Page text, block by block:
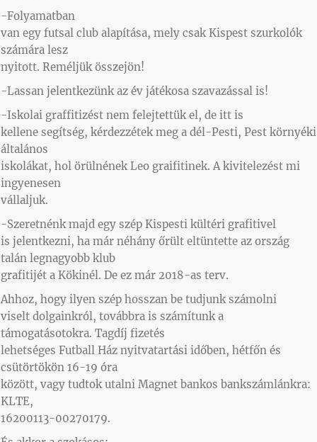
-Folyamatban
van egy futsal club alapítása, mely csak Kispest szurkolók
számára lesz
nyitott. Reméljük összejön!
-Lassan jelentkezünk az év játékosa szavazással is!
-Iskolai graffitizést nem felejtettük el, de itt is
kellene segítség, kérdezzétek meg a dél-Pesti, Pest környéki
általános
iskolákat, hol örülnének Leo graifitinek. A kivitelezést mi
ingyenesen
vállaljuk.
-Szeretnénk majd egy szép Kispesti kültéri grafitivel
is jelentkezni, ha már néhány őrült eltüntette az ország
talán legnagyobb klub
grafitijét a Kökinél. De ez már 2018-as terv.
Ahhoz, hogy ilyen szép hosszan be tudjunk számolni
viselt dolgainkról, továbbra is számítunk a
támogatásotokra. Tagdíj fizetés
lehetséges Futball Ház nyitvatartási időben, hétfőn és
csütörtökön 16-19 óra
között, vagy tudtok utalni Magnet bankos bankszámlánkra:
KLTE,
16200113-00270179.